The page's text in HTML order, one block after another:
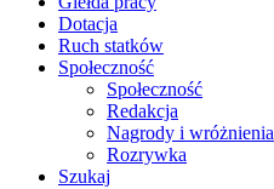
Dotacja
Ruch statków
Społeczność
Społeczność
Redakcja
Nagrody i wróżnienia
Rozrywka
Szukaj